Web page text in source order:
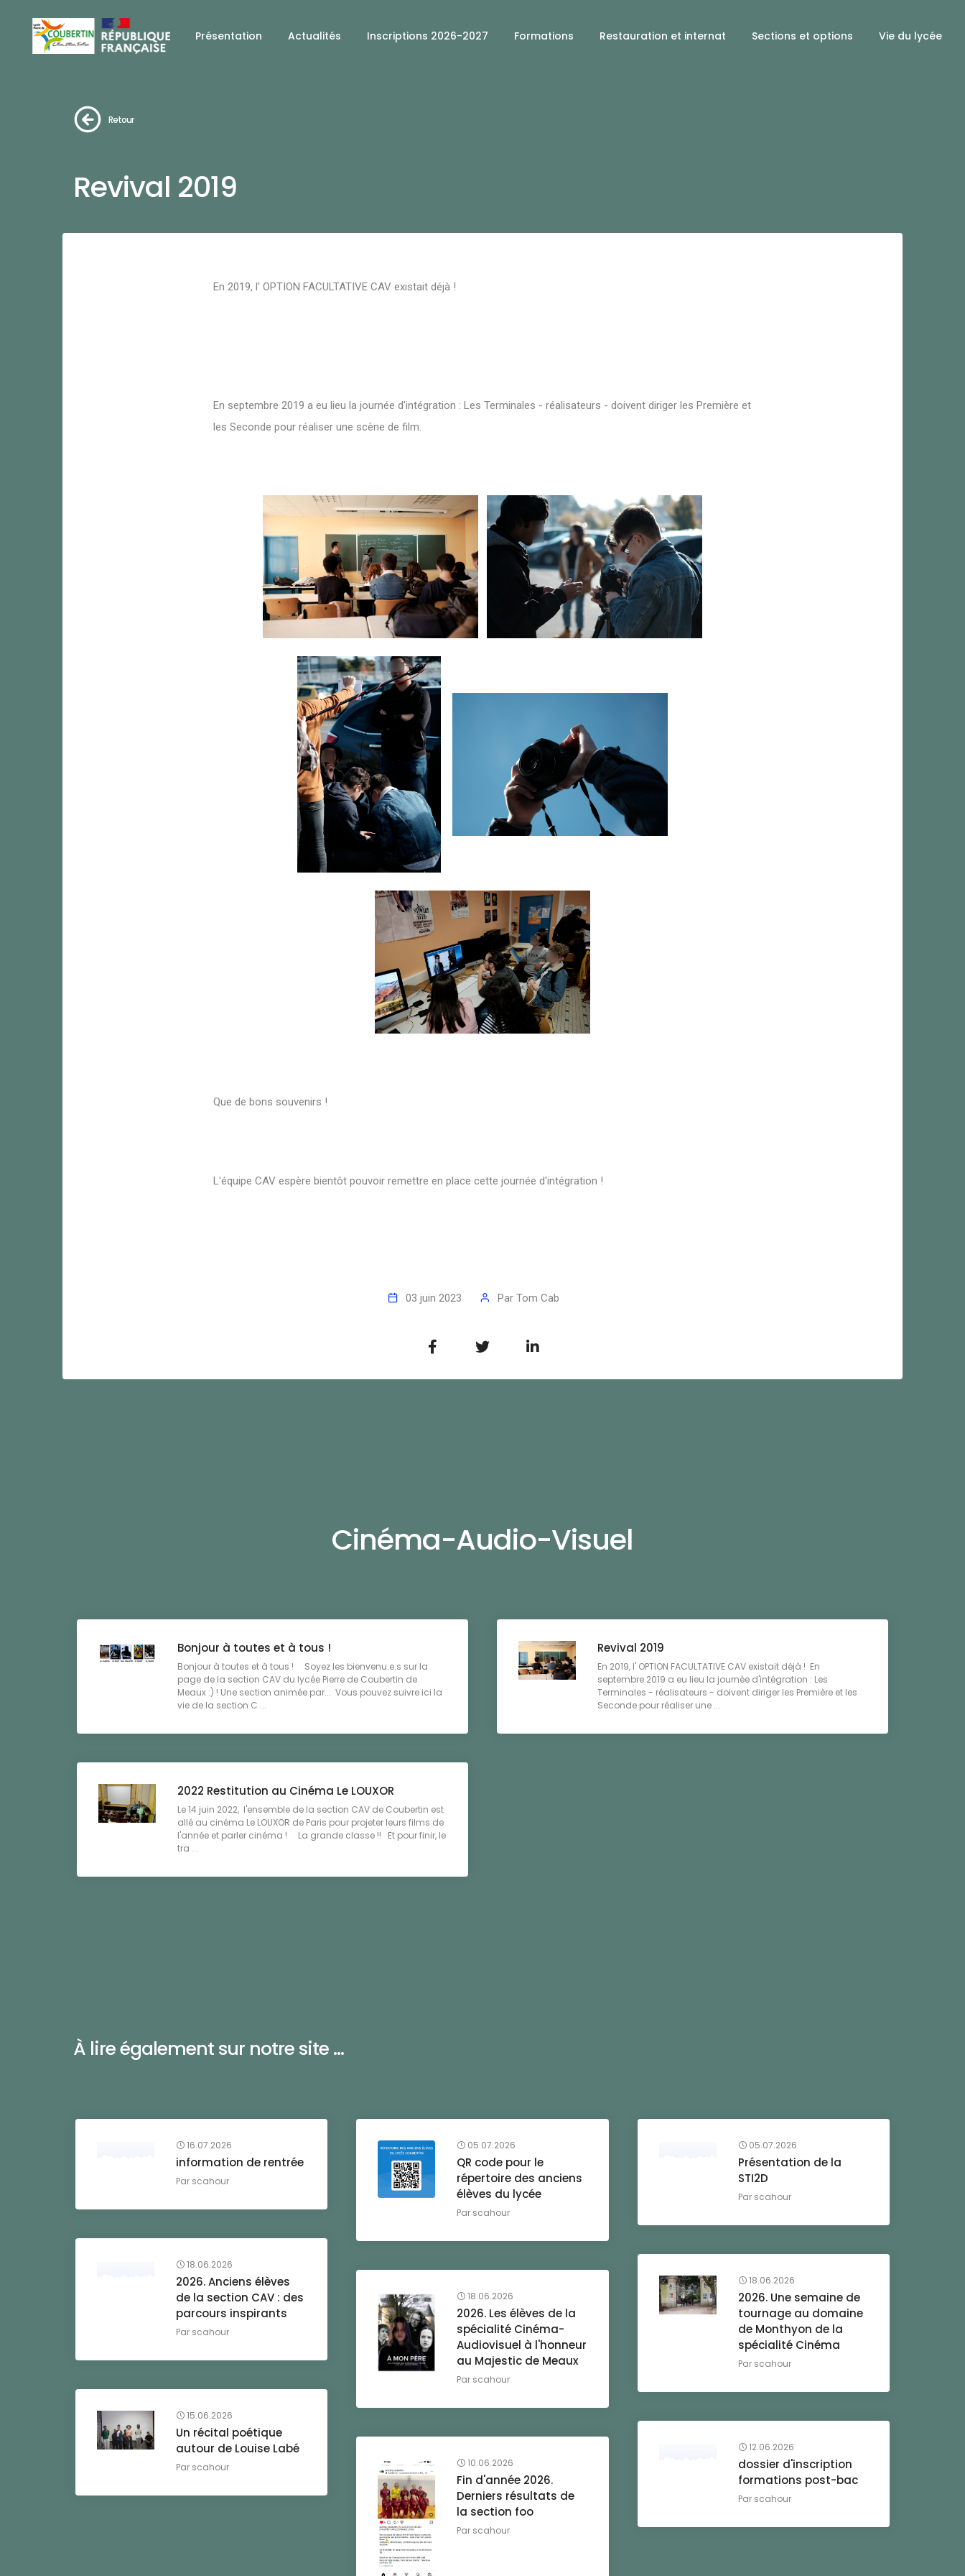
Présentation Actualités Inscriptions 2026-2027 Formations Restauration et internat Sections et options Vie du lycée
Retour
Revival 2019
En 2019, l' OPTION FACULTATIVE CAV existait déjà !
En septembre 2019 a eu lieu la journée d'intégration : Les Terminales - réalisateurs - doivent diriger les Première et
les Seconde pour réaliser une scène de film.
Que de bons souvenirs !
L'équipe CAV espère bientôt pouvoir remettre en place cette journée d'intégration !
03 juin 2023 Par Tom Cab
Cinéma-Audio-Visuel
Bonjour à toutes et à tous !
Bonjour à toutes et à tous ! Soyez les bienvenu.e.s sur la
page de la section CAV du lycée Pierre de Coubertin de
Meaux :) ! Une section animée par... Vous pouvez suivre ici la
vie de la section C ...
Revival 2019
En 2019, l' OPTION FACULTATIVE CAV existait déjà ! En
septembre 2019 a eu lieu la journée d'intégration : Les
Terminales - réalisateurs - doivent diriger les Première et les
Seconde pour réaliser une ...
2022 Restitution au Cinéma Le LOUXOR
Le 14 juin 2022, l'ensemble de la section CAV de Coubertin est
allé au cinéma Le LOUXOR de Paris pour projeter leurs films de
l'année et parler cinéma ! La grande classe !! Et pour finir, le
tra ...
À lire également sur notre site ...
16.07.2026
information de rentrée
Par scahour
05.07.2026
QR code pour le
répertoire des anciens
élèves du lycée
Par scahour
05.07.2026
Présentation de la
STI2D
Par scahour
18.06.2026
2026. Anciens élèves
de la section CAV : des
parcours inspirants
Par scahour
18.06.2026
2026. Une semaine de
tournage au domaine
de Monthyon de la
spécialité Cinéma
Par scahour
18.06.2026
2026. Les élèves de la
spécialité Cinéma-
Audiovisuel à l'honneur
au Majestic de Meaux
Par scahour
15.06.2026
Un récital poétique
autour de Louise Labé
Par scahour
12.06.2026
dossier d'inscription
formations post-bac
Par scahour
10.06.2026
Fin d'année 2026.
Derniers résultats de
la section foo
Par scahour